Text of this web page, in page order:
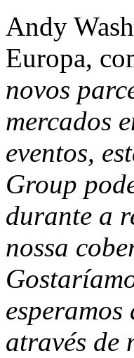
Andy
Europa,
novos
mercados
eventos,
Group
durante a
nossa
através de